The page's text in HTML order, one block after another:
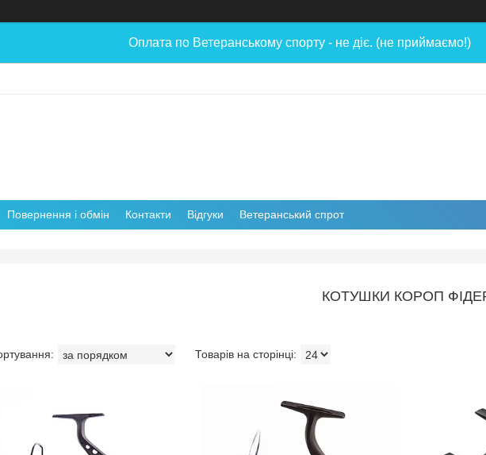
Оплата по Ветеранському спорту - не діє. (не приймаємо!)
Повернення і обмін Контакти Відгуки Ветеранський спрот
КОТУШКИ КОРОП